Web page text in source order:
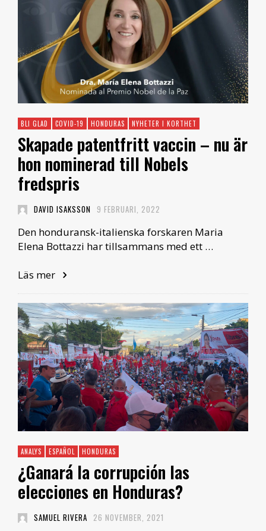
BLI GLAD COVID-19 HONDURAS NYHETER I KORTHET
Skapade patentfritt vaccin – nu är
hon nominerad till Nobels
fredspris
DAVID ISAKSSON 9 FEBRUARI, 2022
Den honduransk-italienska forskaren Maria
Elena Bottazzi har tillsammans med ett …
Läs mer
ANALYS ESPAÑOL HONDURAS
¿Ganará la corrupción las
elecciones en Honduras?
SAMUEL RIVERA 26 NOVEMBER, 2021